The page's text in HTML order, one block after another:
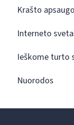
Krašto
Interneto
Ieškome turto
Nuorodos